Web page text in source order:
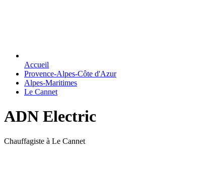
Accueil
Provence-Alpes-Côte d'Azur
Alpes-Maritimes
Le Cannet
ADN Electric
Chauffagiste à Le Cannet